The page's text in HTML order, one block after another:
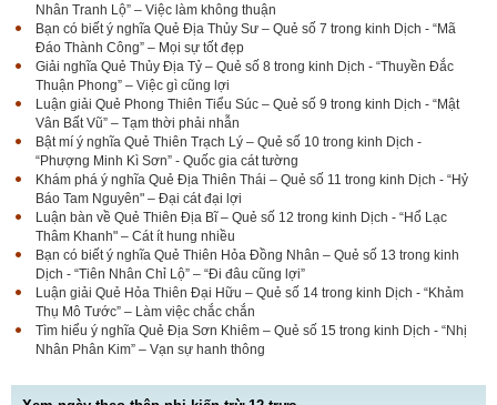
Nhân Tranh Lộ” – Việc làm không thuận
Bạn có biết ý nghĩa Quẻ Địa Thủy Sư – Quẻ số 7 trong kinh Dịch - “Mã
Đáo Thành Công” – Mọi sự tốt đẹp
Giải nghĩa Quẻ Thủy Địa Tỷ – Quẻ số 8 trong kinh Dịch - “Thuyền Đắc
Thuận Phong” – Việc gì cũng lợi
Luận giải Quẻ Phong Thiên Tiểu Súc – Quẻ số 9 trong kinh Dịch - “Mật
Vân Bất Vũ” – Tạm thời phải nhẫn
Bật mí ý nghĩa Quẻ Thiên Trạch Lý – Quẻ số 10 trong kinh Dịch -
“Phượng Minh Kì Sơn” - Quốc gia cát tường
Khám phá ý nghĩa Quẻ Địa Thiên Thái – Quẻ số 11 trong kinh Dịch - “Hỷ
Báo Tam Nguyên" – Đại cát đại lợi
Luận bàn về Quẻ Thiên Địa Bĩ – Quẻ số 12 trong kinh Dịch - “Hổ Lạc
Thâm Khanh" – Cát ít hung nhiều
Bạn có biết ý nghĩa Quẻ Thiên Hỏa Đồng Nhân – Quẻ số 13 trong kinh
Dịch - “Tiên Nhân Chỉ Lộ” – “Đi đâu cũng lợi”
Luận giải Quẻ Hỏa Thiên Đại Hữu – Quẻ số 14 trong kinh Dịch - “Khảm
Thụ Mô Tước” – Làm việc chắc chắn
Tìm hiểu ý nghĩa Quẻ Địa Sơn Khiêm – Quẻ số 15 trong kinh Dịch - “Nhị
Nhân Phân Kim” – Vạn sự hanh thông